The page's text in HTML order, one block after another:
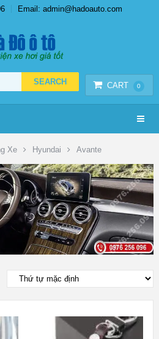
Email: admin@hadoauto.com
CART 0
Xe Hyundai Avante